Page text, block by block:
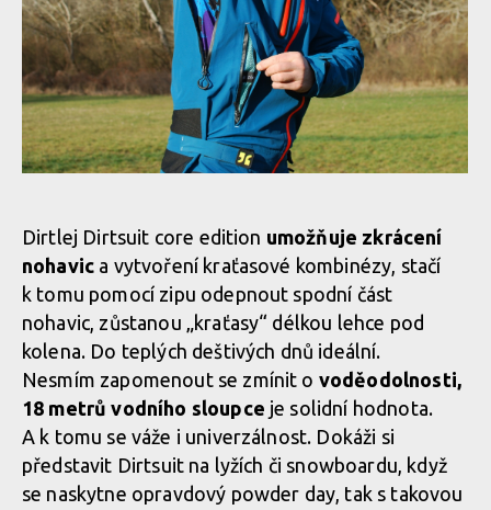
Test: kombinéza Dirtlej Dirtsuit core edition - a neřešíš špatné
počasí
počasí
Test: kombinéza Dirtlej Dirtsuit core edition - a neřešíš špatné
počasí
Test: kombinéza Dirtlej Dirtsuit core edition - a neřešíš špatné
počasí
Test: kombinéza Dirtlej Dirtsuit core edition - a neřešíš špatné
počasí
Test: kombinéza Dirtlej Dirtsuit core edition - a neřešíš špatné
počasí
Test: kombinéza Dirtlej Dirtsuit core edition - a neřešíš špatné
počasí
Test: kombinéza Dirtlej Dirtsuit core edition - a neřešíš špatné
počasí
Dirtlej Dirtsuit core edition umožňuje zkrácení
nohavic a vytvoření kraťasové kombinézy, stačí
k tomu pomocí zipu odepnout spodní část
nohavic, zůstanou „kraťasy“ délkou lehce pod
kolena. Do teplých deštivých dnů ideální.
Nesmím zapomenout se zmínit o voděodolnosti,
18 metrů vodního sloupce je solidní hodnota.
A k tomu se váže i univerzálnost. Dokáži si
představit Dirtsuit na lyžích či snowboardu, když
se naskytne opravdový powder day, tak s takovou